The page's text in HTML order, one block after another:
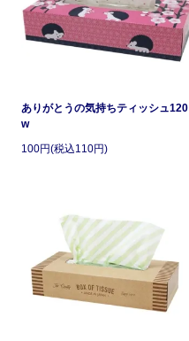
ありがとうの気持ちティッシュ120
w
100円(税込110円)